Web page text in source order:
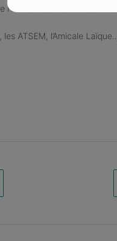
de l’école
ATSEM, l’Amicale